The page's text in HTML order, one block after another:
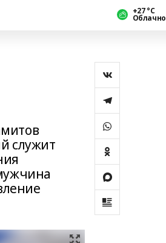
+27 °С
Облачно
служит